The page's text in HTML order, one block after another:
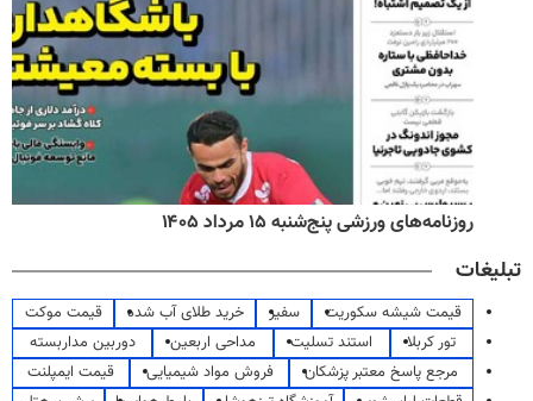
روزنامه‌های ورزشی پنج‌شنبه ۱۵ مرداد ۱۴۰۵
تبلیغات
قیمت شیشه سکوریت سفیر خرید طلای آب شده
قیمت موکت
تور کربلا
استند تسلیت مداحی اربعین
دوربین مداربسته
مرجع پاسخ معتبر پزشکان
فروش مواد شیمیایی
قیمت ایمپلنت